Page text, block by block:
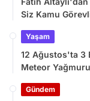
Siz Kamu
Yaşam
12 Ağustos'ta 3
Meteor
Gündem